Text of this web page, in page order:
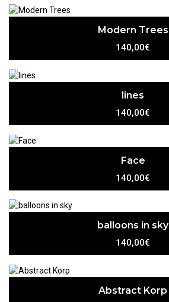
Modern Trees
140,00€
lines
140,00€
Face
140,00€
balloons in sky
140,00€
Abstract Korp